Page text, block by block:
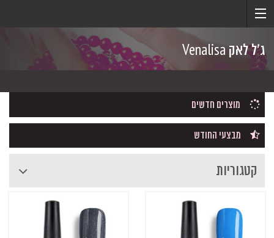
ג'ל לאק Venalisa
מוצרים חדשים
מבצעי החודש
קטגוריות